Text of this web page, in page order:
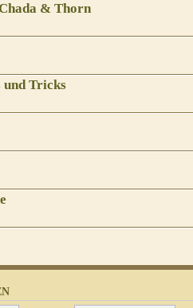
& Thorn
und Tricks